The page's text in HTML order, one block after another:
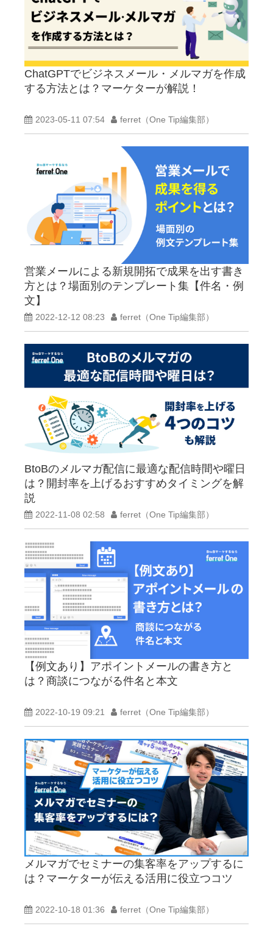
ChatGPTでビジネスメール・メルマガを作成
する方法とは？マーケターが解説！
2023-05-11 07:54 ferret（One Tip編集部）
営業メールによる新規開拓で成果を出す書き
方とは？場面別のテンプレート集【件名・例
文】
2022-12-12 08:23 ferret（One Tip編集部）
BtoBのメルマガ配信に最適な配信時間や曜日
は？開封率を上げるおすすめタイミングを解
説
2022-11-08 02:58 ferret（One Tip編集部）
【例文あり】アポイントメールの書き方と
は？商談につながる件名と本文
2022-10-19 09:21 ferret（One Tip編集部）
メルマガでセミナーの集客率をアップするに
は？マーケターが伝える活用に役立つコツ
2022-10-18 01:36 ferret（One Tip編集部）